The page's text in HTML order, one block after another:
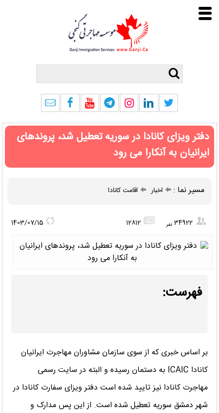
دفتر ویزای کانادا در سوریه تعطیل شد، پروندهای
ایرانیان به آنکارا می رود
مسیر نما : اخبار اقامت کانادا
نفر 1403/07/15 12812
فهرست:
بر اساس خبری که از سوی سازمان مشاوران مهاجرت ایرانیان
کانادا ICAIC به دستمان رسیده و البته در سایت رسمی
مهاجرت کانادا نیز تایید شده است دفتر ویزای سفارت کانادا در
شهر دمشق سوریه تعطیل شده است. از این پس مدارک و